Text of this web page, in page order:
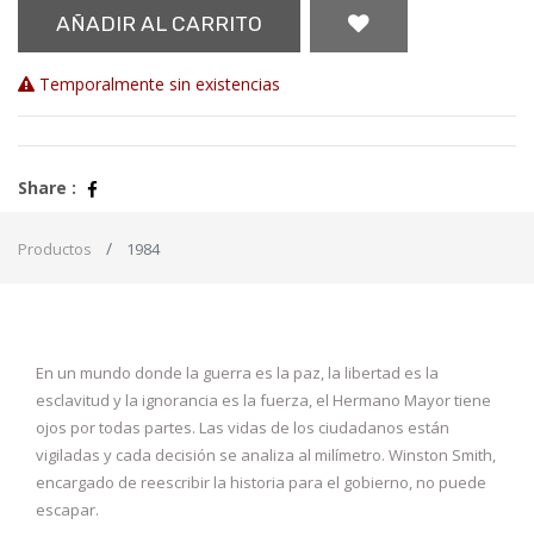
AÑADIR AL CARRITO
Temporalmente sin existencias
Share :
Productos 1984
En un mundo donde la guerra es la paz, la libertad es la
esclavitud y la ignorancia es la fuerza, el Hermano Mayor tiene
ojos por todas partes. Las vidas de los ciudadanos están
vigiladas y cada decisión se analiza al milímetro. Winston Smith,
encargado de reescribir la historia para el gobierno, no puede
escapar.